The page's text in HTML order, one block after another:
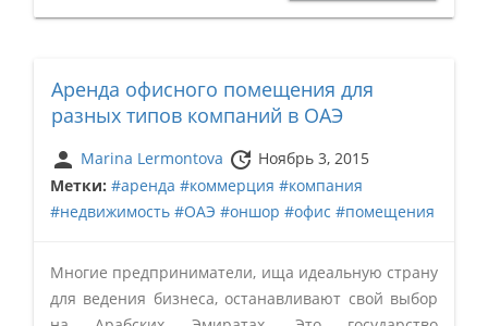
Аренда офисного помещения для
разных типов компаний в ОАЭ
person Marina Lermontova update Ноябрь 3, 2015
Метки: #аренда #коммерция #компания
#недвижимость #ОАЭ #оншор #офис #помещения
Многие предприниматели, ища идеальную страну
для ведения бизнеса, останавливают свой выбор